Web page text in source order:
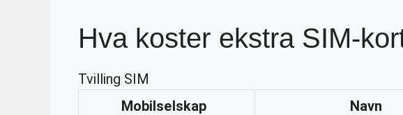
Hva koster ekstra SIM-
Tvilling SIM
Mobilselskap
Navn